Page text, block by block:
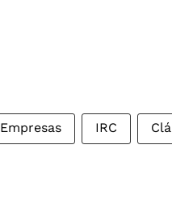
Empresas IRC